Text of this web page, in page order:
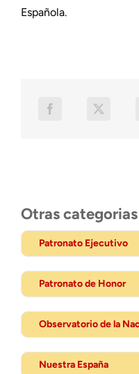
Española.
Otras categorias
Patronato Ejecutivo
Patronato de Honor
Observatorio de la
Nuestra España